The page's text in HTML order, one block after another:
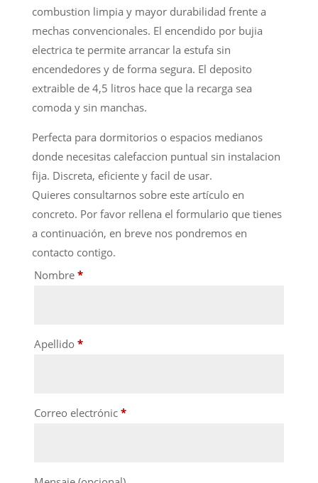
combustion limpia y mayor durabilidad frente a
mechas convencionales. El encendido por bujia
electrica te permite arrancar la estufa sin
encendedores y de forma segura. El deposito
extraible de 4,5 litros hace que la recarga sea
comoda y sin manchas.
Perfecta para dormitorios o espacios medianos
donde necesitas calefaccion puntual sin instalacion
fija. Discreta, eficiente y facil de usar.
Quieres consultarnos sobre este artículo en
concreto. Por favor rellena el formulario que tienes
a continuación, en breve nos pondremos en
contacto contigo.
Nombre *
Apellido *
Correo electrónic *